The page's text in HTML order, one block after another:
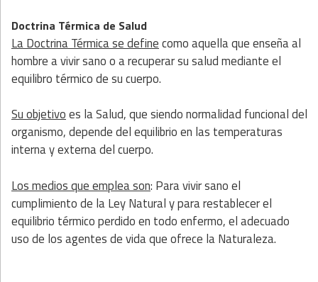
Doctrina Térmica de Salud
La Doctrina Térmica se definecomo aquella que enseña al
hombre a vivir sano o a recuperar su salud mediante el
equilibro térmico de su cuerpo.
Su objetivoes la Salud, que siendo normalidad funcional del
organismo, depende del equilibrio en las temperaturas
interna y externa del cuerpo.
Los medios que emplea son: Para vivir sano el
cumplimiento de la Ley Natural y para restablecer el
equilibrio térmico perdido en todo enfermo, el adecuado
uso de los agentes de vida que ofrece la Naturaleza.